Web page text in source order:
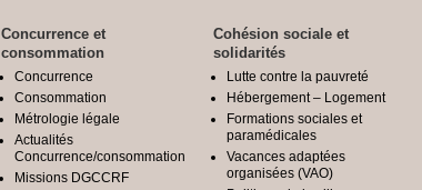
Concurrence et
consommation
Concurrence
Consommation
Métrologie légale
Actualités
Concurrence/consommation
Missions DGCCRF
Cohésion sociale et
solidarités
Lutte contre la pauvreté
Hébergement – Logement
Formations sociales et
paramédicales
Vacances adaptées
organisées (VAO)